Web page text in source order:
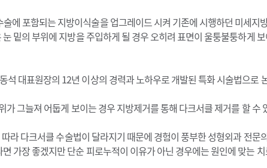
에 포함되는 지방이식술을 업그레이드 시켜 기존에 시행하던 미세
밑의 부위에 지방을 주입하게 될 경우 오히려 표면이 울퉁불퉁하게
석 대표원장의 12년 이상의 경력과 노하우로 개발된 특화 시술법으
가 그늘져 어둡게 보이는 경우 지방제거를 통해 다크서클 제거를 할
라 다크서클 수술법이 달라지기 때문에 경험이 풍부한 성형외과 전
가장 좋겠지만 단순 피로누적이 이유가 아닌 경우에는 원인에 맞는